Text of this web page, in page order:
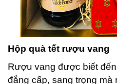
Hộp quà tết rượu vang
Rượu vang được biết
đẳng cấp, sang trọng